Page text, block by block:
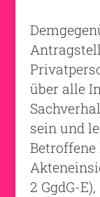
über alle
sein und
2 GgdG-